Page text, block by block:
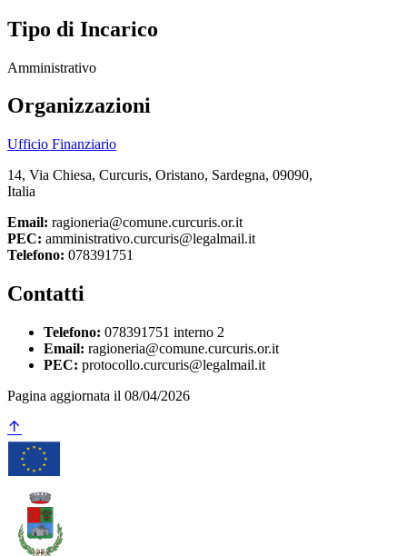
Tipo di Incarico
Amministrativo
Organizzazioni
Ufficio Finanziario
14, Via Chiesa, Curcuris, Oristano, Sardegna, 09090,
Italia
Email: ragioneria@comune.curcuris.or.it
PEC: amministrativo.curcuris@legalmail.it
Telefono: 078391751
Contatti
Telefono: 078391751 interno 2
Email: ragioneria@comune.curcuris.or.it
PEC: protocollo.curcuris@legalmail.it
Pagina aggiornata il 08/04/2026